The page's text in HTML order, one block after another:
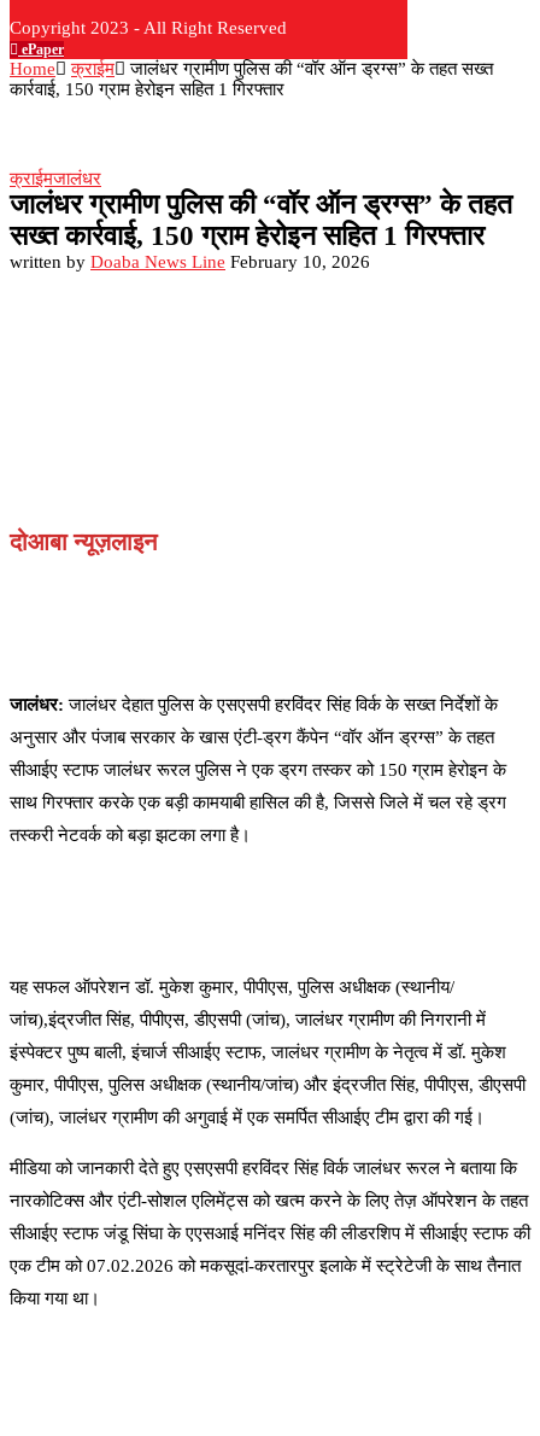
Copyright 2023 - All Right Reserved
ePaper
Home क्राईम
जालंधर ग्रामीण पुलिस की “वॉर ऑन ड्रग्स” के तहत सख्त
कार्रवाई, 150 ग्राम हेरोइन सहित 1 गिरफ्तार
क्राईमजालंधर
जालंधर ग्रामीण पुलिस की “वॉर ऑन ड्रग्स” के तहत
सख्त कार्रवाई, 150 ग्राम हेरोइन सहित 1 गिरफ्तार
written by Doaba News Line February 10, 2026
दोआबा न्यूज़लाइन
जालंधर:जालंधर देहात पुलिस के एसएसपी हरविंदर सिंह विर्क के सख्त निर्देशों के
अनुसार और पंजाब सरकार के खास एंटी-ड्रग कैंपेन “वॉर ऑन ड्रग्स” के तहत
सीआईए स्टाफ जालंधर रूरल पुलिस ने एक ड्रग तस्कर को 150 ग्राम हेरोइन के
साथ गिरफ्तार करके एक बड़ी कामयाबी हासिल की है, जिससे जिले में चल रहे ड्रग
तस्करी नेटवर्क को बड़ा झटका लगा है।
यह सफल ऑपरेशन डॉ. मुकेश कुमार, पीपीएस, पुलिस अधीक्षक (स्थानीय/
जांच),इंद्रजीत सिंह, पीपीएस, डीएसपी (जांच), जालंधर ग्रामीण की निगरानी में
इंस्पेक्टर पुष्प बाली, इंचार्ज सीआईए स्टाफ, जालंधर ग्रामीण के नेतृत्व में डॉ. मुकेश
कुमार, पीपीएस, पुलिस अधीक्षक (स्थानीय/जांच) और इंद्रजीत सिंह, पीपीएस, डीएसपी
(जांच), जालंधर ग्रामीण की अगुवाई में एक समर्पित सीआईए टीम द्वारा की गई।
मीडिया को जानकारी देते हुए एसएसपी हरविंदर सिंह विर्क जालंधर रूरल ने बताया कि
नारकोटिक्स और एंटी-सोशल एलिमेंट्स को खत्म करने के लिए तेज़ ऑपरेशन के तहत
सीआईए स्टाफ जंडू सिंघा के एएसआई मनिंदर सिंह की लीडरशिप में सीआईए स्टाफ की
एक टीम को 07.02.2026 को मकसूदां-करतारपुर इलाके में स्ट्रेटेजी के साथ तैनात
किया गया था।